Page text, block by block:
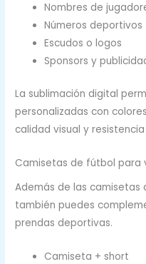
Nombres de
Números deportivos
Escudos o logos
Sponsors y
La sublimación digital
personalizadas con
calidad visual y
Camisetas de fútbol para
Además de las
también puedes
prendas deportivas.
Camiseta + short